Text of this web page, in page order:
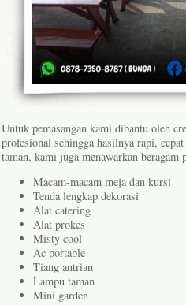
Untuk pemasangan kami dibantu oleh
profesional sehingga hasilnya rapi,
taman, kami juga menawarkan
Macam-macam meja dan kursi
Tenda lengkap dekorasi
Alat catering
Alat prokes
Misty cool
Ac portable
Tiang antrian
Lampu taman
Mini garden